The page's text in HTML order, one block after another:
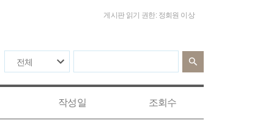
게시판 읽기 권한: 정회원 이상
작성일 조회수